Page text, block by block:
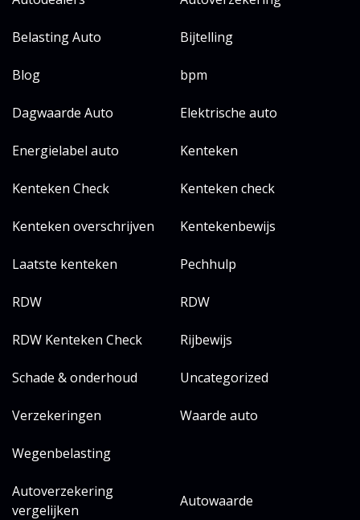
Belasting Auto Bijtelling
Blog bpm
Dagwaarde Auto Elektrische auto
Energielabel auto Kenteken
Kenteken Check Kenteken check
Kenteken overschrijven Kentekenbewijs
Laatste kenteken Pechhulp
RDW RDW
RDW Kenteken Check Rijbewijs
Schade & onderhoud Uncategorized
Verzekeringen Waarde auto
Wegenbelasting
Autoverzekering
vergelijken
Autowaarde